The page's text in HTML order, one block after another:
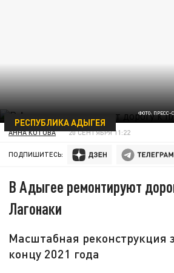
ФОТО:
РЕСПУБЛИКА АДЫГЕЯ
АННА КОТОВА 20 СЕНТЯБРЯ 11:22
ПОДПИШИТЕСЬ:
В Адыгее ремонтируют
Лагонаки
Масштабная реконструкция
концу 2021 года